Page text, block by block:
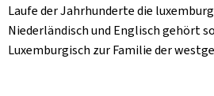
Laufe der Jahrhunderte die
Niederländisch und Englisch gehört
Luxemburgisch zur Familie der